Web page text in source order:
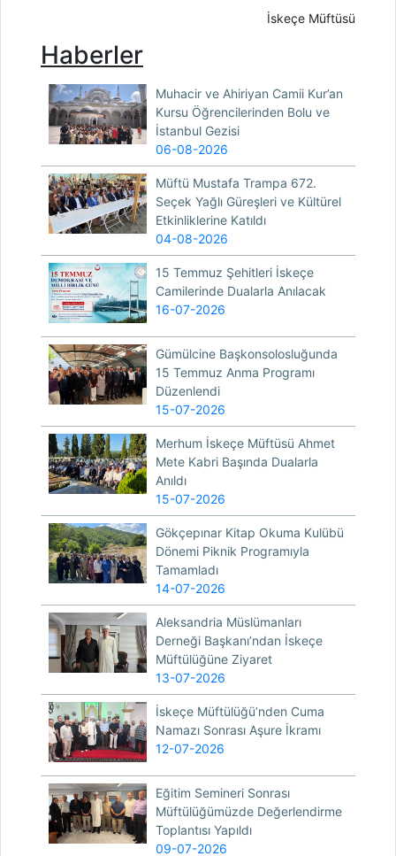
İskeçe Müftüsü
Haberler
Muhacir ve Ahiriyan Camii Kur’an
Kursu Öğrencilerinden Bolu ve
İstanbul Gezisi
06-08-2026
Müftü Mustafa Trampa 672.
Seçek Yağlı Güreşleri ve Kültürel
Etkinliklerine Katıldı
04-08-2026
15 Temmuz Şehitleri İskeçe
Camilerinde Dualarla Anılacak
16-07-2026
Gümülcine Başkonsolosluğunda
15 Temmuz Anma Programı
Düzenlendi
15-07-2026
Merhum İskeçe Müftüsü Ahmet
Mete Kabri Başında Dualarla
Anıldı
15-07-2026
Gökçepınar Kitap Okuma Kulübü
Dönemi Piknik Programıyla
Tamamladı
14-07-2026
Aleksandria Müslümanları
Derneği Başkanı’ndan İskeçe
Müftülüğüne Ziyaret
13-07-2026
İskeçe Müftülüğü’nden Cuma
Namazı Sonrası Aşure İkramı
12-07-2026
Eğitim Semineri Sonrası
Müftülüğümüzde Değerlendirme
Toplantısı Yapıldı
09-07-2026